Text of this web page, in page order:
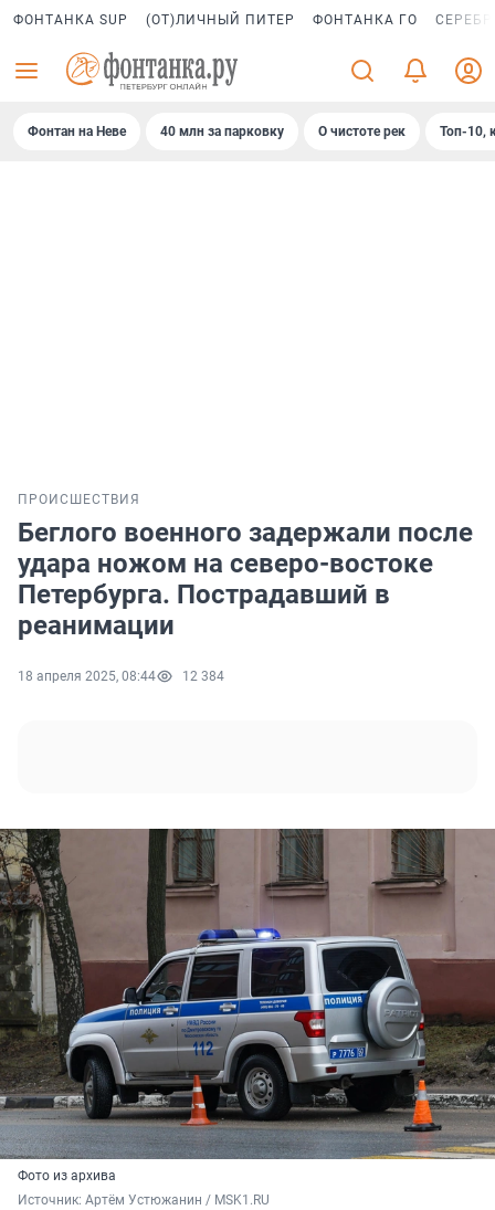
ФОНТАНКА SUP (ОТ)ЛИЧНЫЙ ПИТЕР ФОНТАНКА ГО
Фонтан на Неве 40 млн за парковку О чистоте рек Топ-10,
ПРОИСШЕСТВИЯ
Беглого военного задержали после
удара ножом на северо-востоке
Петербурга. Пострадавший в
реанимации
18 апреля 2025, 08:44 12 384
Фото из архива
Источник: Артём Устюжанин / MSK1.RU